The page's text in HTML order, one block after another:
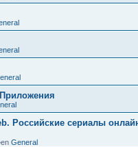
Российские сериалы
General